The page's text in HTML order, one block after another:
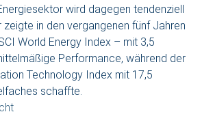
wird dagegen tendenziell
zeigte in den vergangenen fünf Jahren
World Energy Index – mit 3,5
Performance, während der
Technology Index mit 17,5
schaffte.